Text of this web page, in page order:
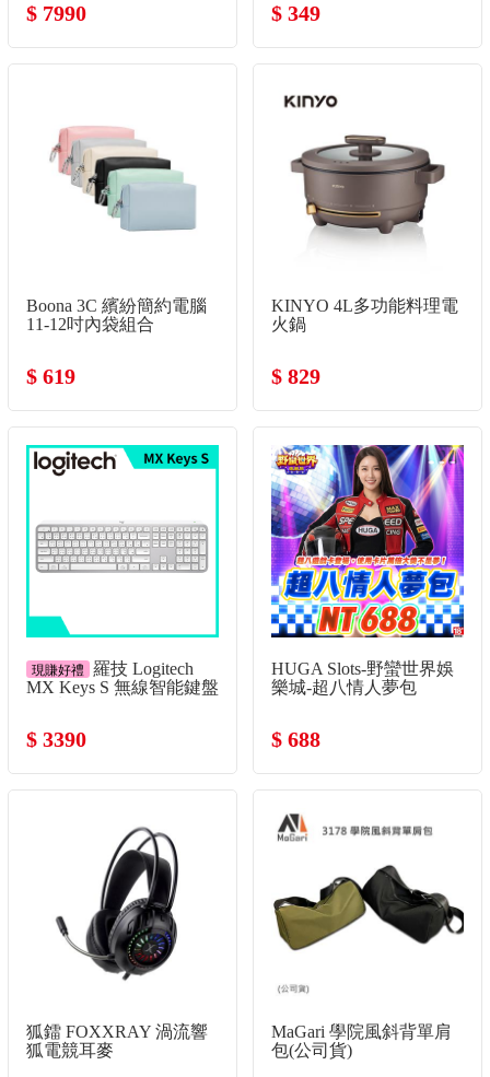
$ 7990 $ 349
Boona 3C 繽紛簡約電腦
11-12吋內袋組合
$ 619
KINYO 4L多功能料理電
火鍋
$ 829
現賺好禮
羅技 Logitech
MX Keys S 無線智能鍵盤
$ 3390
HUGA Slots-野蠻世界娛
樂城-超八情人夢包
$ 688
狐鐳 FOXXRAY 渦流響
狐電競耳麥
MaGari 學院風斜背單肩
包(公司貨)